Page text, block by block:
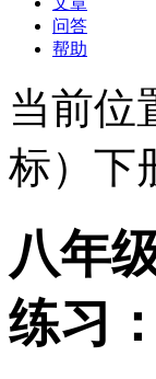
问答
帮助
当前位
标）下
八年
练习